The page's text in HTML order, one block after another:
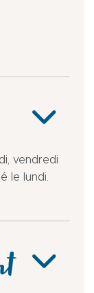
vendredi
le lundi.